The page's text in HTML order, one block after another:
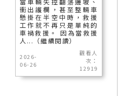
衝出護欄，甚至整輛車
懸掛在半空中時，救援
工作就不再只是單純的
車禍救援。 因為當救援
人...（繼續閱讀）
2026-
06-26
觀看人
次：
12919